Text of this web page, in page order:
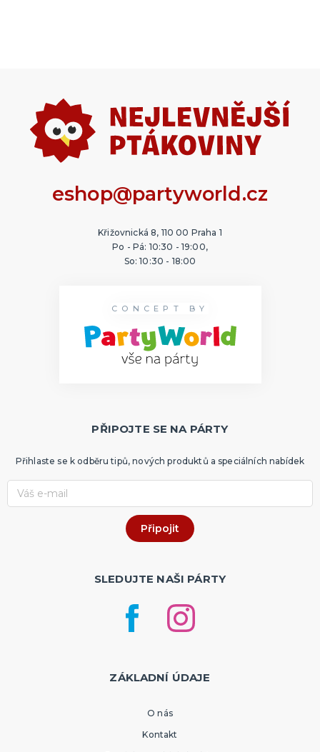
eshop@partyworld.cz
Křižovnická 8, 110 00 Praha 1
Po - Pá: 10:30 - 19:00,
So: 10:30 - 18:00
CONCEPT BY
PŘIPOJTE SE NA PÁRTY
Přihlaste se k odběru tipů, nových produktů a speciálních nabídek
SLEDUJTE NAŠI PÁRTY
ZÁKLADNÍ ÚDAJE
O nás
Kontakt